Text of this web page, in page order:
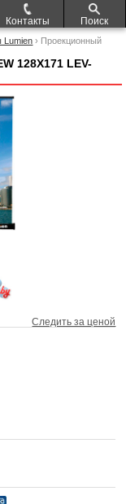
Контакты Поиск
Lumien › Проекционный
128X171 LEV-
Следить за ценой